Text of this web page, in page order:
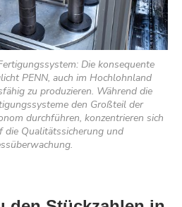
Die konsequente
PENN, auch im Hochlohnland
zu produzieren. Während die
den Großteil der
durchführen, konzentrieren sich
die Qualitätssicherung und